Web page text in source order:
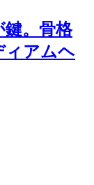
。骨格
ィアムヘ